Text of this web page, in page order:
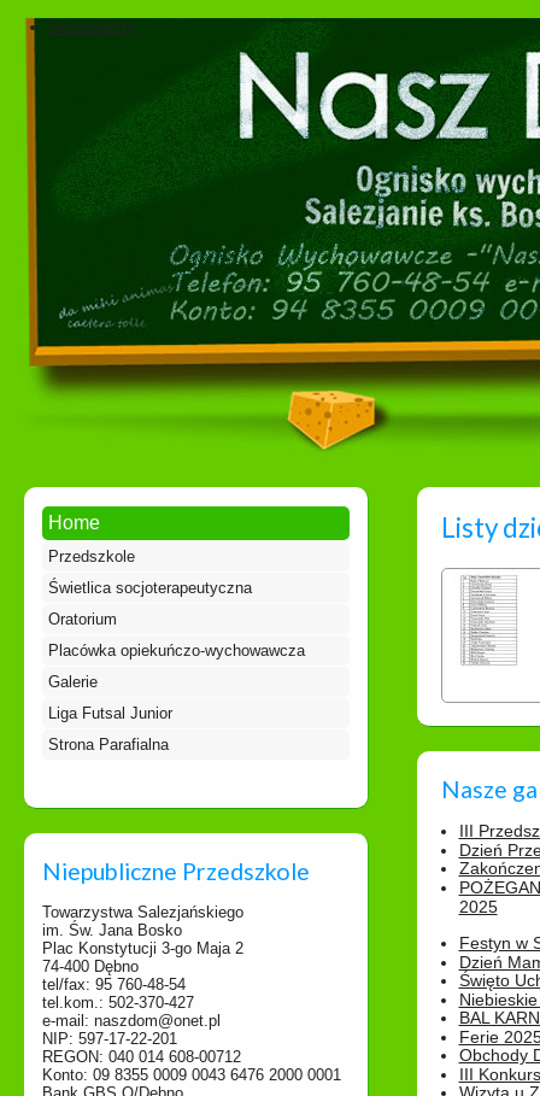
Dokumenty
Home
Przedszkole
Świetlica socjoterapeutyczna
Oratorium
Placówka opiekuńczo-wychowawcza
Galerie
Liga Futsal Junior
Strona Parafialna
Niepubliczne Przedszkole
Towarzystwa Salezjańskiego
im. Św. Jana Bosko
Plac Konstytucji 3-go Maja 2
74-400 Dębno
tel/fax: 95 760-48-54
tel.kom.: 502-370-427
e-mail: naszdom@onet.pl
NIP: 597-17-22-201
REGON: 040 014 608-00712
Konto: 09 8355 0009 0043 6476 2000 0001
Listy
Nasze
III
Dzień
2025
Festyn w
Dzień
Święto
BAL
Ferie
Obchody
III